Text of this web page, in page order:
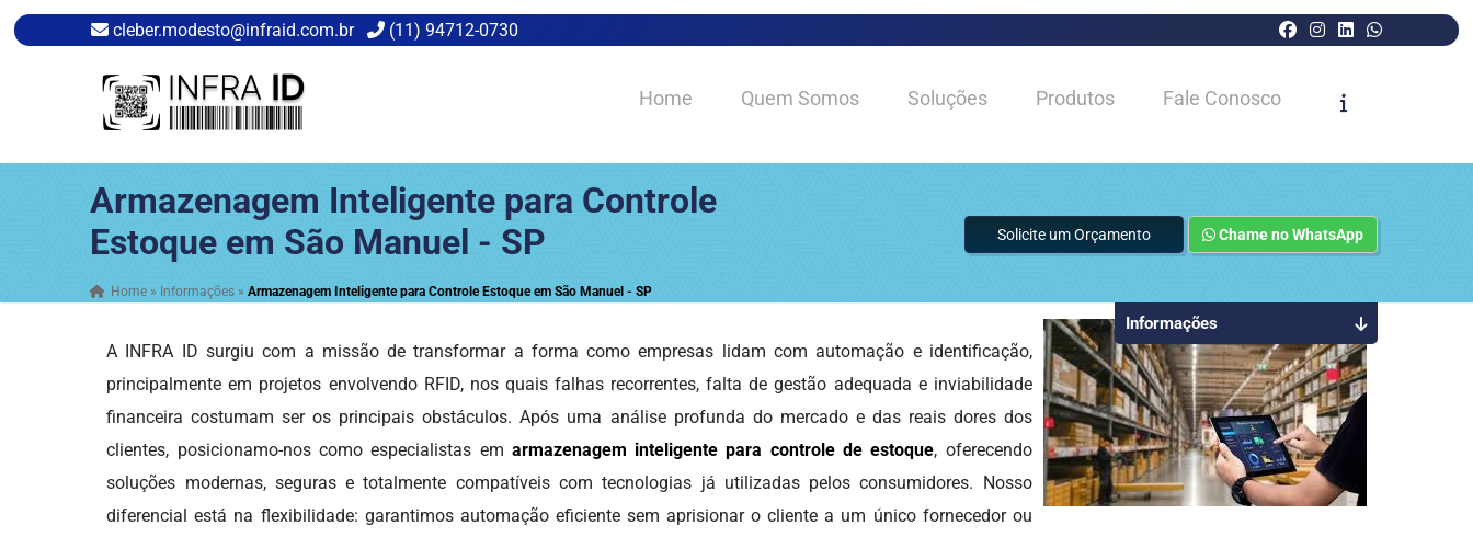
cleber.modesto@infraid.com.br (11) 94712-0730
Home Quem Somos Soluções Produtos Fale Conosco
Armazenagem Inteligente para Controle
Estoque em São Manuel - SP
Home » Informações »Armazenagem Inteligente para Controle Estoque em São Manuel - SP
Solicite um Orçamento Chame no WhatsApp
A INFRA ID surgiu com a missão de transformar a forma como empresas lidam com automação e identificação,
principalmente em projetos envolvendo RFID, nos quais falhas recorrentes, falta de gestão adequada e inviabilidade
financeira costumam ser os principais obstáculos. Após uma análise profunda do mercado e das reais dores dos
clientes, posicionamo-nos como especialistas em armazenagem inteligente para controle de estoque, oferecendo
soluções modernas, seguras e totalmente compatíveis com tecnologias já utilizadas pelos consumidores. Nosso
diferencial está na flexibilidade: garantimos automação eficiente sem aprisionar o cliente a um único fornecedor ou
Informações